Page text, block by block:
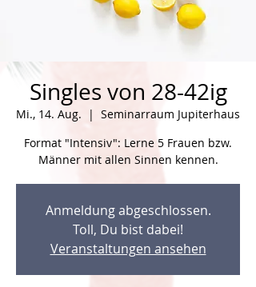
Singles von 28-42ig
Mi., 14. Aug.
  |
Seminarraum Jupiterhaus
Format "Intensiv": Lerne 5 Frauen bzw.
Anmeldung abgeschlossen.
Toll, Du bist dabei!
Veranstaltungen ansehen